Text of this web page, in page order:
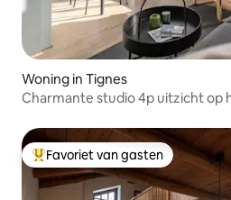
Woning in Tignes
Charmante studio 4p uitzicht op
Topfavoriet van gasten
Favoriet van gasten